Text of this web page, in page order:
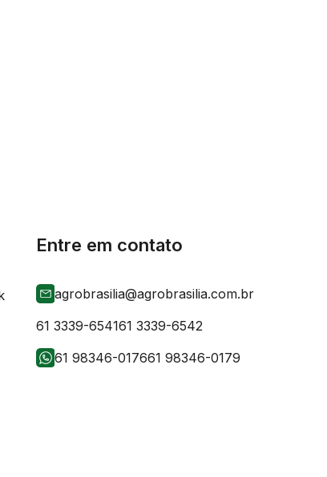
Entre em contato
agrobrasilia@agrobrasilia.com.br
61 3339-654161 3339-6542
61 98346-017661 98346-0179